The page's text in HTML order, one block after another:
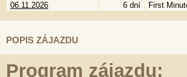
06.11.2026
6 dní First
POPIS ZÁJAZDU
Program zájazdu: